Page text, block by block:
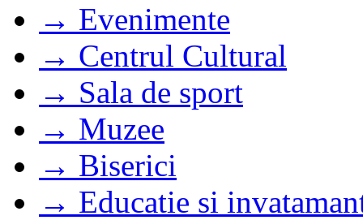
→ Evenimente
→ Centrul Cultural
→ Sala de sport
→ Muzee
→ Biserici
→ Educatie si